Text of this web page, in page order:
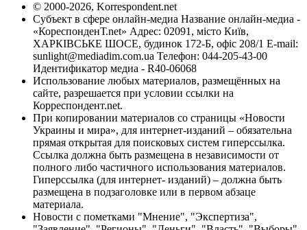
© 2000-2026, Korrespondent.net
Субъект в сфере онлайн-медиа Название онлайн-медиа -
«КореспонденТ.net» Адрес: 02091, місто Київ,
ХАРКІВСЬКЕ ШОСЕ, будинок 172-Б, офіс 208/1 E-mail:
sunlight@mediadim.com.ua Телефон: 044-205-43-00
Идентификатор медиа - R40-06068
Использование любых материалов, размещённых на
сайте, разрешается при условии ссылки на
Корреспондент.net.
При копировании материалов со страницы «Новости
Украины и мира», для интернет-изданий – обязательна
прямая открытая для поисковых систем гиперссылка.
Ссылка должна быть размещена в независимости от
полного либо частичного использования материалов.
Гиперссылка (для интернет- изданий) – должна быть
размещена в подзаголовке или в первом абзаце
материала.
Новости с пометками "Мнение", "Экспертиза",